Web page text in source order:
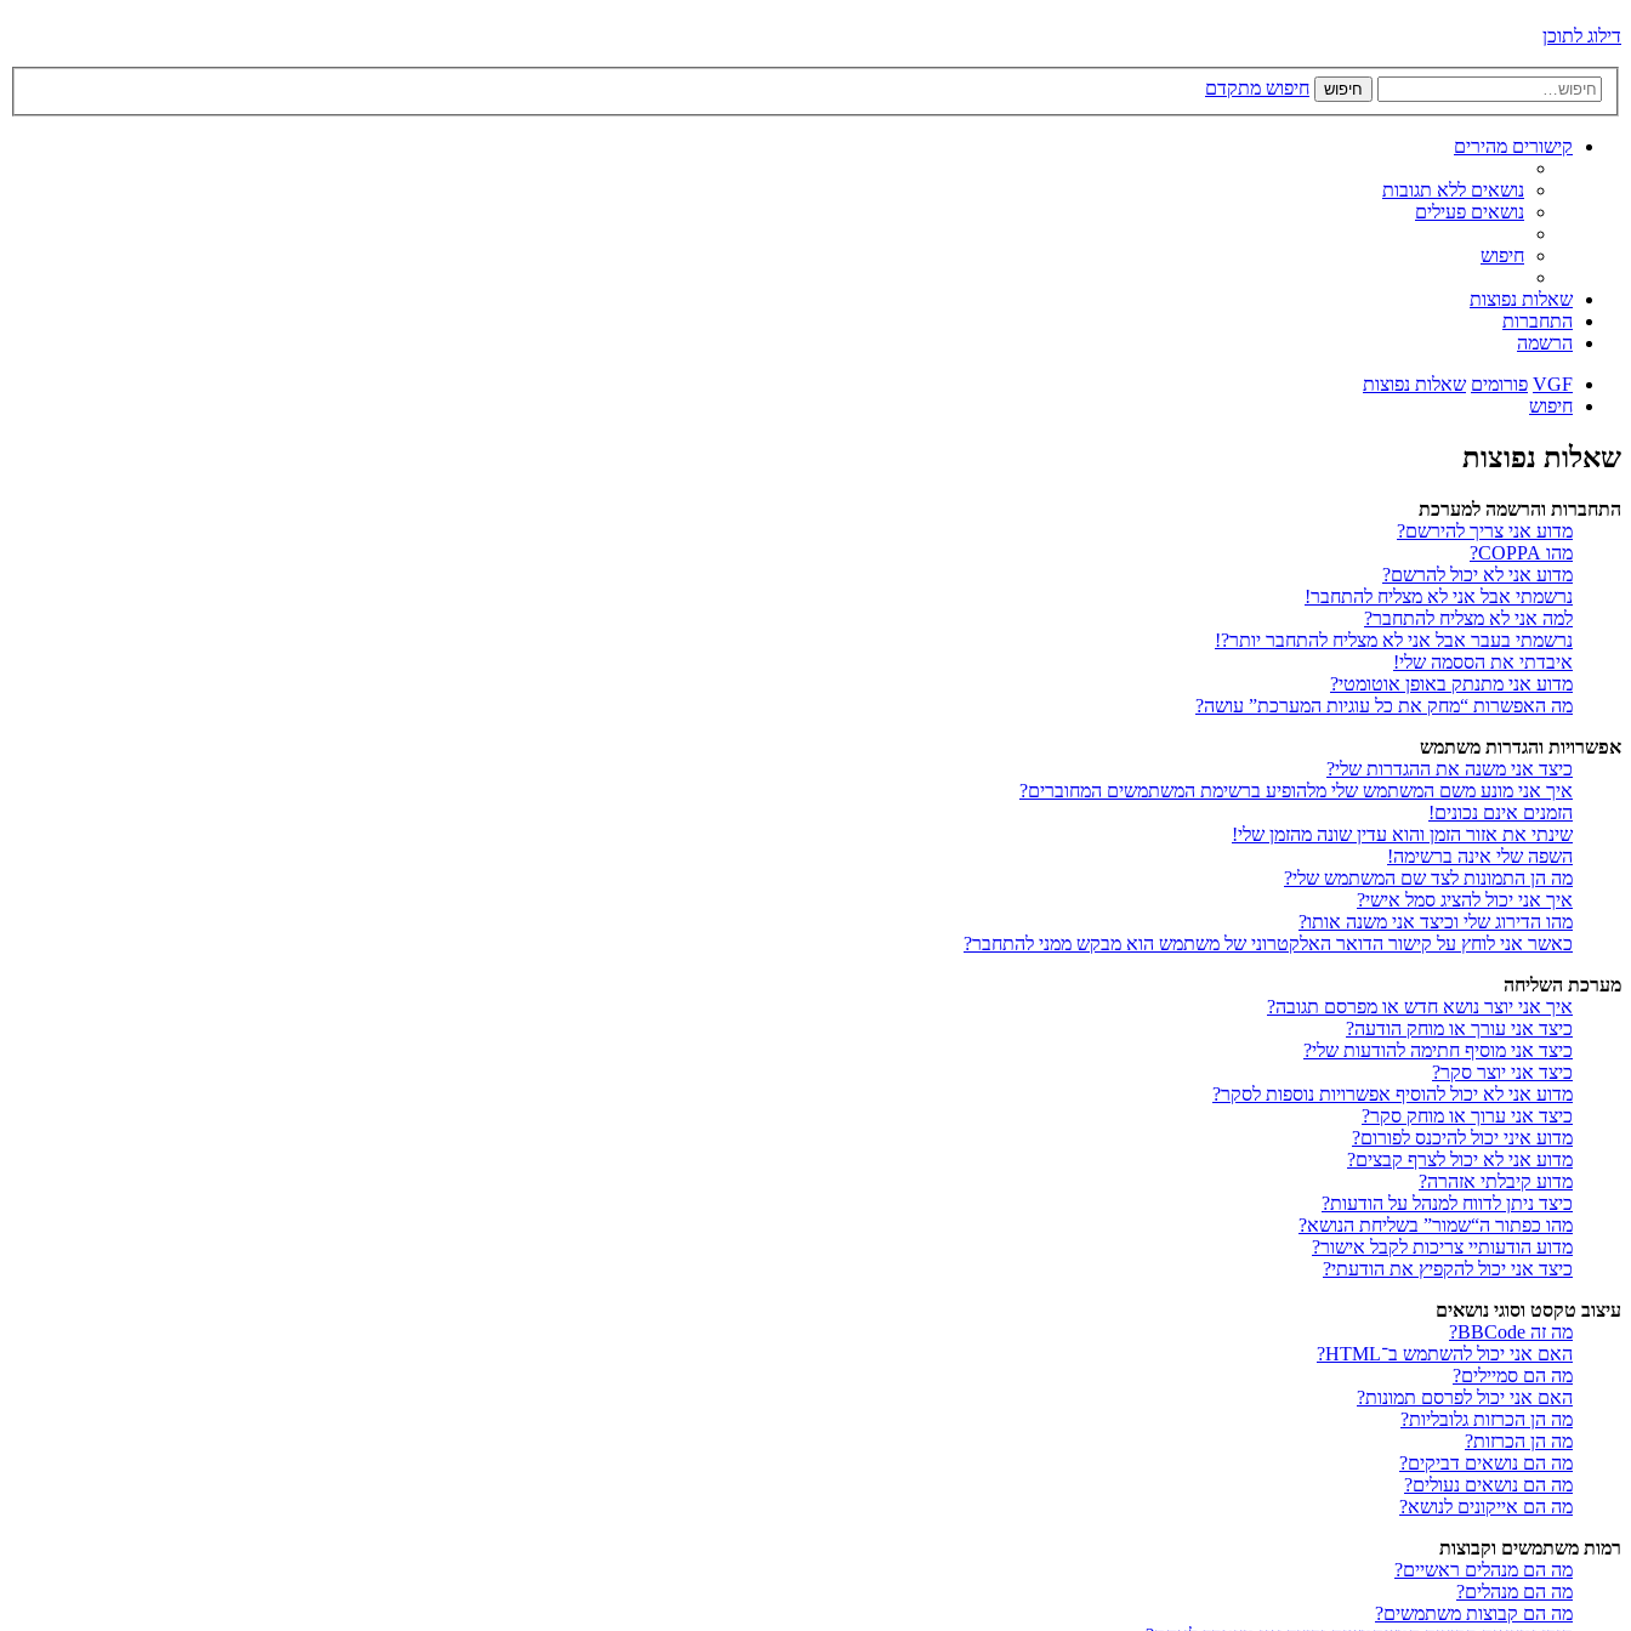
דילוג לתוכן
חיפוש חיפוש מתקדם
קישורים מהירים
נושאים ללא תגובות
נושאים פעילים
חיפוש
שאלות נפוצות
התחברות
הרשמה
VGF פורומים שאלות נפוצות
חיפוש
שאלות נפוצות
התחברות והרשמה למערכת
מדוע אני צריך להירשם?
מהו COPPA?
מדוע אני לא יכול להרשם?
נרשמתי אבל אני לא מצליח להתחבר!
למה אני לא מצליח להתחבר?
נרשמתי בעבר אבל אני לא מצליח להתחבר יותר?!
איבדתי את הססמה שלי!
מדוע אני מתנתק באופן אוטומטי?
מה האפשרות “מחק את כל עוגיות המערכת” עושה?
אפשרויות והגדרות משתמש
כיצד אני משנה את ההגדרות שלי?
איך אני מונע משם המשתמש שלי מלהופיע ברשימת המשתמשים המחוברים?
הזמנים אינם נכונים!
שינתי את אזור הזמן והוא עדין שונה מהזמן שלי!
השפה שלי אינה ברשימה!
מה הן התמונות לצד שם המשתמש שלי?
איך אני יכול להציג סמל אישי?
מהו הדירוג שלי וכיצד אני משנה אותו?
כאשר אני לוחץ על קישור הדואר האלקטרוני של משתמש הוא מבקש ממני להתחבר?
מערכת השליחה
איך אני יוצר נושא חדש או מפרסם תגובה?
כיצד אני עורך או מוחק הודעה?
כיצד אני מוסיף חתימה להודעות שלי?
כיצד אני יוצר סקר?
מדוע אני לא יכול להוסיף אפשרויות נוספות לסקר?
כיצד אני ערוך או מוחק סקר?
מדוע איני יכול להיכנס לפורום?
מדוע אני לא יכול לצרף קבצים?
מדוע קיבלתי אזהרה?
כיצד ניתן לדווח למנהל על הודעות?
מהו כפתור ה“שמור” בשליחת הנושא?
מדוע הודעותיי צריכות לקבל אישור?
כיצד אני יכול להקפיץ את הודעתי?
עיצוב טקסט וסוגי נושאים
מה זה BBCode?
האם אני יכול להשתמש ב־HTML?
מה הם סמיילים?
האם אני יכול לפרסם תמונות?
מה הן הכרזות גלובליות?
מה הן הכרזות?
מה הם נושאים דביקים?
מה הם נושאים נעולים?
מה הם אייקונים לנושא?
רמות משתמשים וקבוצות
מה הם מנהלים ראשיים?
מה הם מנהלים?
מה הם קבוצות משתמשים?